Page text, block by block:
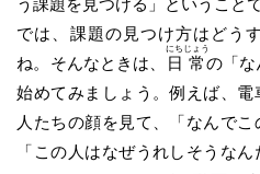
う課題を見つける」ということで
では、課題の見つけ方はどう
ね。そんなときは、
日
にち
常
じょう
の「な
始めてみましょう。例えば、電
人たちの顔を見て、「なんでこ
「この人はなぜうれしそうな